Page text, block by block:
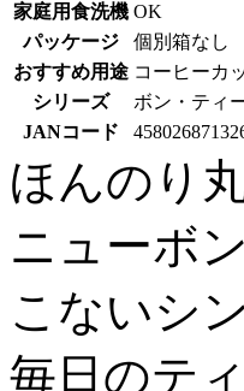
家庭用食洗機 OK
パッケージ
個別箱なし
おすすめ用途 コーヒーカ
シリーズ
ボン・ティ
JANコード
ほんのり
ニューボ
こないシ
毎日のテ